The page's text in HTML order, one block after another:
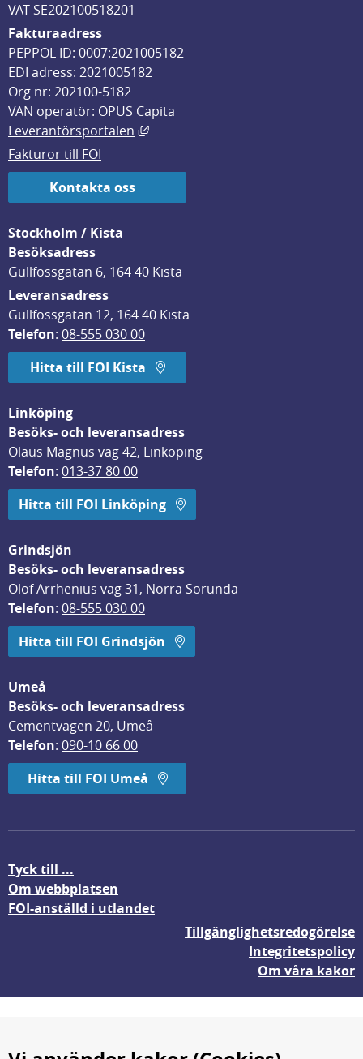
VAT SE202100518201
Fakturaadress
PEPPOL ID: 0007:2021005182
EDI adress: 2021005182
Org nr: 202100-5182
VAN operatör: OPUS Capita
Leverantörsportalen
Länk till annan webbplats, öppnas
Fakturor till FOI
Kontakta oss
Stockholm / Kista
Besöksadress
Gullfossgatan 6, 164 40 Kista
Leveransadress
Gullfossgatan 12, 164 40 Kista
Telefon: 08-555 030 00
Hitta till FOI Kista
Linköping
Besöks- och leveransadress
Olaus Magnus väg 42, Linköping
Telefon: 013-37 80 00
Hitta till FOI Linköping
Grindsjön
Besöks- och leveransadress
Olof Arrhenius väg 31, Norra Sorunda
Telefon: 08-555 030 00
Hitta till FOI Grindsjön
Umeå
Besöks- och leveransadress
Cementvägen 20, Umeå
Telefon: 090-10 66 00
Hitta till FOI Umeå
Tyck till ...
Om webbplatsen
FOI-anställd i utlandet
Tillgänglighetsredogörelse
Integritetspolicy
Om våra kakor